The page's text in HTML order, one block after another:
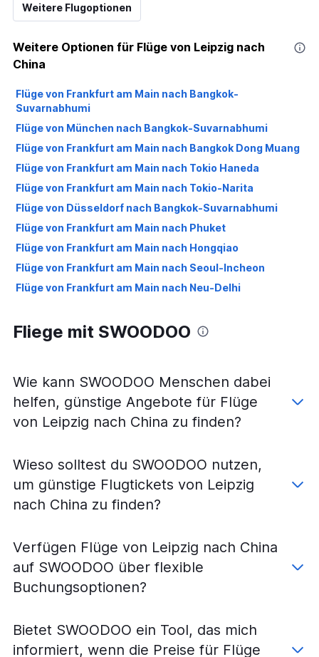
Weitere Flugoptionen
Weitere Optionen für Flüge von Leipzig nach
China
Flüge von Frankfurt am Main nach Bangkok-
Suvarnabhumi
Flüge von München nach Bangkok-Suvarnabhumi
Flüge von Frankfurt am Main nach Bangkok Dong Muang
Flüge von Frankfurt am Main nach Tokio Haneda
Flüge von Frankfurt am Main nach Tokio-Narita
Flüge von Düsseldorf nach Bangkok-Suvarnabhumi
Flüge von Frankfurt am Main nach Phuket
Flüge von Frankfurt am Main nach Hongqiao
Flüge von Frankfurt am Main nach Seoul-Incheon
Flüge von Frankfurt am Main nach Neu-Delhi
Flüge von München nach Bangkok Dong Muang
Flüge von Frankfurt am Main nach Denpasar
Flüge von Frankfurt am Main nach Shanghai Pu Dong
Flüge von Frankfurt Hahn nach Bangkok-Suvarnabhumi
Flüge von Frankfurt am Main nach Manila
Flüge von Düsseldorf nach Bangkok Dong Muang
Flüge von Frankfurt am Main nach Ho Chi Minh Stadt
Flüge von Frankfurt am Main nach Colombo
Bandaranayake
Flüge von Frankfurt am Main nach Peking Capital
Flüge von Frankfurt am Main nach Seoul Gimpo Intl
Fliege mit SWOODOO
Wie kann SWOODOO Menschen dabei
helfen, günstige Angebote für Flüge
von Leipzig nach China zu finden?
Wieso solltest du SWOODOO nutzen,
um günstige Flugtickets von Leipzig
nach China zu finden?
Verfügen Flüge von Leipzig nach China
auf SWOODOO über flexible
Buchungsoptionen?
Bietet SWOODOO ein Tool, das mich
informiert, wenn die Preise für Flüge